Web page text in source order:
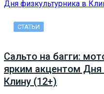
СТАТЬИ
Сальто на багги:
ярким акцентом Дня
Клину (12+)